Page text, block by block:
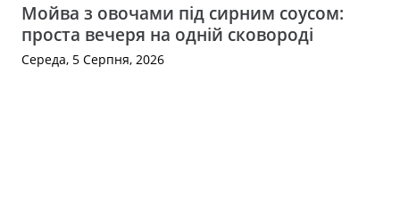
Мойва з овочами під сирним соусом:
проста вечеря на одній сковороді
Середа, 5 Серпня, 2026